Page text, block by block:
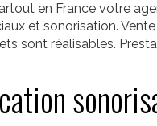
en France votre
et sonorisation.
sont réalisables.